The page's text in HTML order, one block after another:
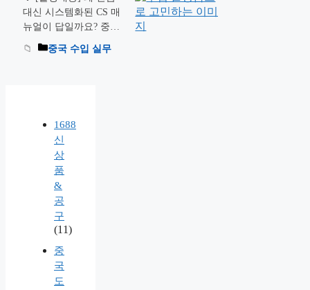
파는 가격 전쟁에서 안
전하게 탈출하는 유일한
구축’과 ‘지식재산권(지
대신 시스템화된 CS 매
뉴얼이 답일까요? 중국
수입 비즈니스에서 수입
불량품 발생과 고객 클
왕복 국제 물류비 장벽
때문에 대안을 찾아야
하죠. 다다직구 조셉이
소싱처 공장 협상법부터
국내 불만 고객을 단골
로 만드는 실전 CS 시나
리오까지 낱낱이 공개합
니다. 설레는 마음으로
사입한 제품 박스를 국
내에서 …
중국 수입 실무
1688
신
상
품
&
공
구
(11)
중
국
도